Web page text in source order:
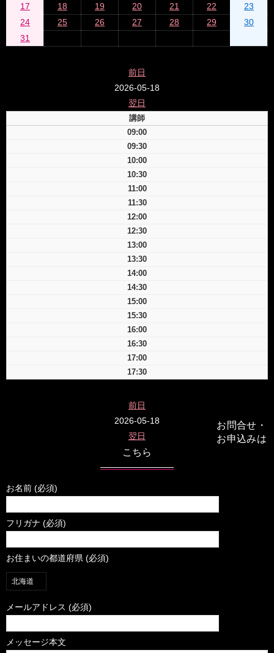
17
18 19 20 21 22
23
24
25 26 27 28 29
30
31
前日
2026-05-18
翌日
講師
09:00
09:30
10:00
10:30
11:00
11:30
12:00
12:30
13:00
13:30
14:00
14:30
15:00
15:30
16:00
16:30
17:00
17:30
前日
2026-05-18
翌日
お問合せ・
お申込みは
こちら
お名前 (必須)
フリガナ (必須)
お住まいの都道府県 (必須)
メールアドレス (必須)
メッセージ本文